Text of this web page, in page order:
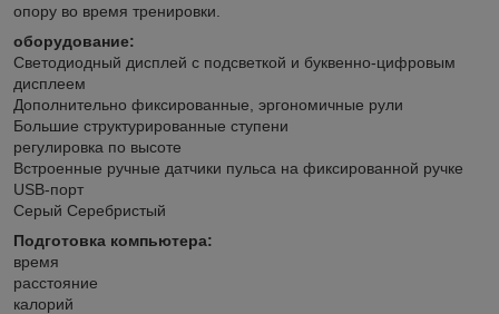
опору во время тренировки.
оборудование:
Светодиодный дисплей с подсветкой и буквенно-цифровым
дисплеем
Дополнительно фиксированные, эргономичные рули
Большие структурированные ступени
регулировка по высоте
Встроенные ручные датчики пульса на фиксированной ручке
USB-порт
Серый Серебристый
Подготовка компьютера:
время
расстояние
калорий